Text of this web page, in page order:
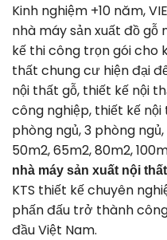
Kinh nghiệm +10 năm,
nhà máy sản xuất đồ gỗ
kế thi công trọn gói cho
thất chung cư hiện đại
nội thất gỗ, thiết kế nội
công nghiệp, thiết kế
phòng ngủ, 3 phòng
50m2, 65m2, 80m2,
nhà máy sản xuất nội
KTS thiết kế chuyên
phấn đấu trở thành
đầu Việt Nam.